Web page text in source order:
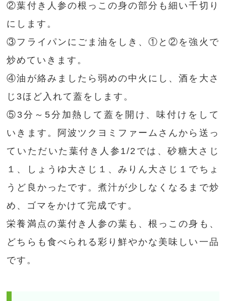
②葉付き人参の根っこの身の部分も細い千切り
にします。
③フライパンにごま油をしき、①と②を強火で
炒めていきます。
④油が絡みましたら弱めの中火にし、酒を大さ
じ3ほど入れて蓋をします。
⑤3分～5分加熱して蓋を開け、味付けをして
いきます。阿波ツクヨミファームさんから送っ
ていただいた葉付き人参1/2では、砂糖大さじ
１、しょうゆ大さじ１、みりん大さじ１でちょ
うど良かったです。煮汁が少しなくなるまで炒
め、ゴマをかけて完成です。
栄養満点の葉付き人参の葉も、根っこの身も、
どちらも食べられる彩り鮮やかな美味しい一品
です。